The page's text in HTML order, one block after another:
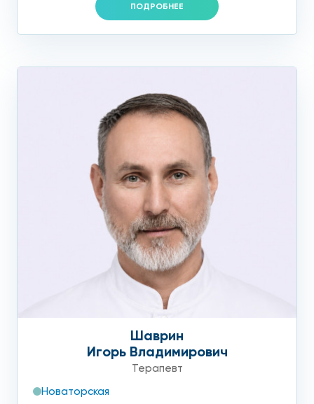
ПОДРОБНЕЕ
Шаврин
Игорь Владимирович
Терапевт
Новаторская